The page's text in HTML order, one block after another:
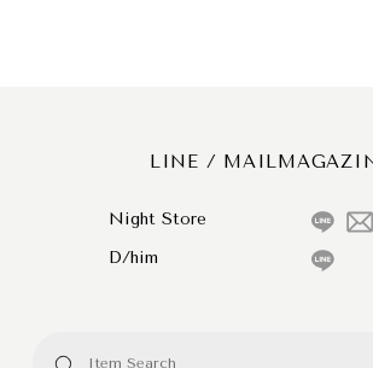
LINE /
Night Store
D/him